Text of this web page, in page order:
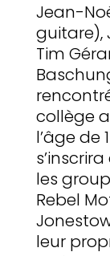
Jean-
guitare),
Tim
collège
l’âge de
les
Rebel
leur